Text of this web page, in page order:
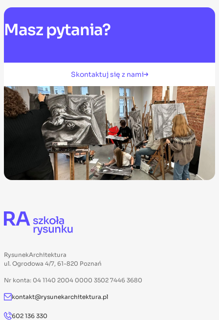
Masz pytania?
Skontaktuj się z nami
RysunekArchitektura
ul. Ogrodowa 4/7, 61-820 Poznań
Nr konta: 04 1140 2004 0000 3502 7446 3680
kontakt@rysunekarchitektura.pl
602 136 330